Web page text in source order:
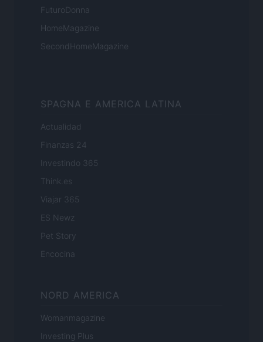
FuturoDonna
HomeMagazine
SecondHomeMagazine
SPAGNA E AMERICA LATINA
Actualidad
Finanzas 24
Investindo 365
Think.es
Viajar 365
ES Newz
Pet Story
Encocina
NORD AMERICA
Womanmagazine
Investing Plus